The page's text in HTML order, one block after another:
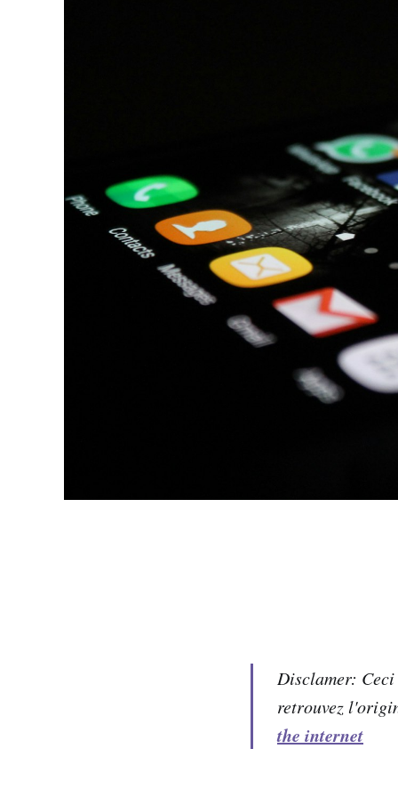
Disclamer:
retrouvez
the internet